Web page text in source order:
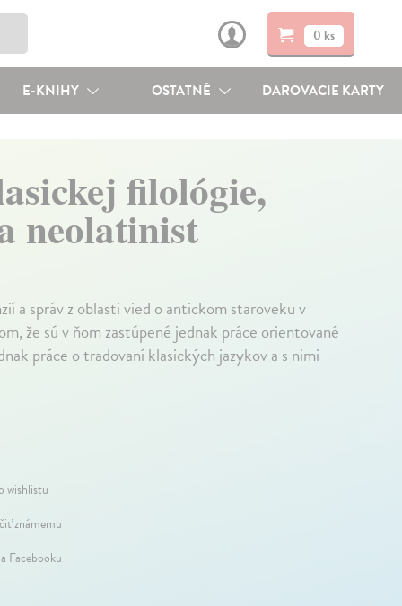
0 ks
E-KNIHY OSTATNÉ DAROVACIE KARTY
filológie,
neolatinist
a správ z oblasti vied o antickom staroveku v
že sú v ňom zastúpené jednak práce orientované
práce o tradovaní klasických jazykov a s nimi
wishlistu
známemu
Facebooku